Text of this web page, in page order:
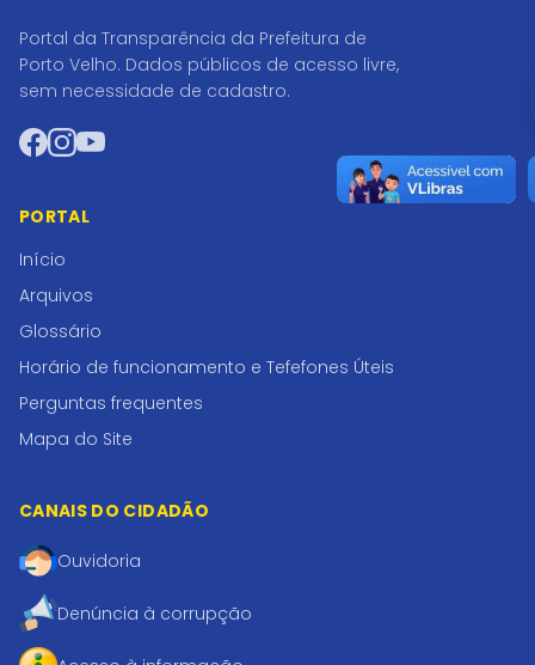
Portal da Transparência da Prefeitura de
Porto Velho. Dados públicos de acesso livre,
sem necessidade de cadastro.
Facebook
Instagram
YouTube
PORTAL
Início
Arquivos
Glossário
Horário de funcionamento e Tefefones Úteis
Perguntas frequentes
Mapa do Site
CANAIS DO CIDADÃO
Ouvidoria
Denúncia à corrupção